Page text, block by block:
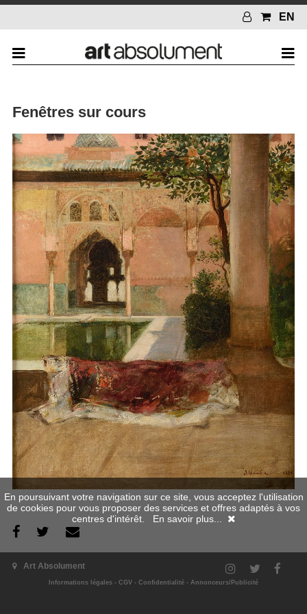
EN
Fenêtres sur cours
Art Absolument
Informations légales - CGV - Confidentialité - Annonceurs/Publicité
En poursuivant votre navigation sur ce site, vous acceptez l'utilisation
de cookies pour vous proposer des services et offres adaptés à vos
centres d'intérêt. En savoir plus...